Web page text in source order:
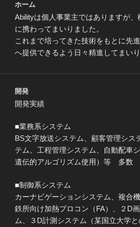
ホーム
Abilityは個人事業主ではありますが
に携わってまいりました。
これまで培ってきた技術をもとに先
へ提供できるよう日々精進してまいり
開発
開発実績
■業務系システム
BS文字放送システム、顧客管理シス
テム、工程管理システム、自動配車
遺伝的アルゴリズム使用）等 多数
■制御系システム
カーナビゲーションシステム、複合
鉄所向け加熱プロコン（FA）、２D
ム、３D計測システム（某国立大学